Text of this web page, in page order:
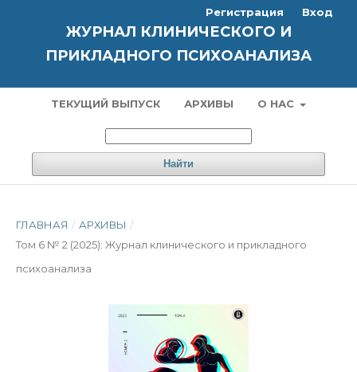
ЖУРНАЛ КЛИНИЧЕСКОГО И
ПРИКЛАДНОГО ПСИХОАНАЛИЗА
ТЕКУЩИЙ ВЫПУСК АРХИВЫ О НАС
Найти
Регистрация Вход
ГЛАВНАЯ / АРХИВЫ /
Том 6 № 2 (2025): Журнал клинического и прикладного
психоанализа